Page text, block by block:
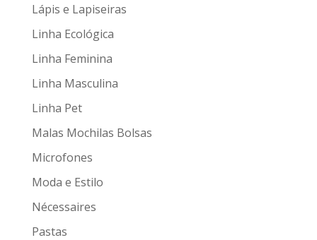
Lápis e Lapiseiras
Linha Ecológica
Linha Feminina
Linha Masculina
Linha Pet
Malas Mochilas Bolsas
Microfones
Moda e Estilo
Nécessaires
Pastas